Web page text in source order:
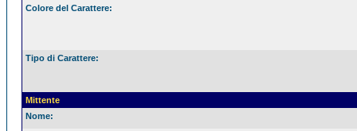
Colore del Carattere:
Tipo di Carattere:
Mittente
Nome: